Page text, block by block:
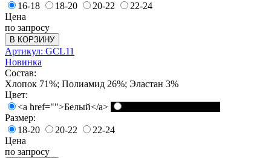
16-18
18-20 20-22
22-24
Цена
по запросу
В КОРЗИНУ
Артикул: GCL11
Новинка
Состав:
Хлопок 71%; Полиамид 26%; Эластан 3%
Цвет:
<a href="">Белый</a>
Размер:
18-20
20-22
22-24
Цена
по запросу